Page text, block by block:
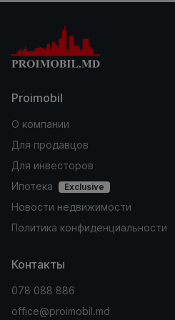
Proimobil
О компании
Для продавцов
Для инвесторов
Ипотека
Exclusive
Новости недвижимости
Политика конфиденциальности
Контакты
078 088 886
office@proimobil.md